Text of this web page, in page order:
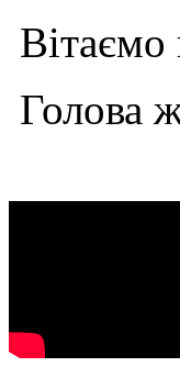
Голова